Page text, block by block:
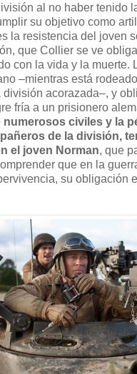
al no haber tenido
su objetivo como
la resistencia del joven
que Collier se ve
con la vida y la muerte.
–mientras está
división acorazada–, y
fría a un prisionero
civiles y la
de la división,
el joven Norman, que
que en la
su obligación